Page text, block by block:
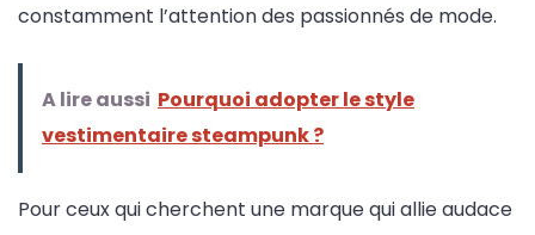
constamment l’attention des passionnés de mode.
A lire aussi Pourquoi adopter le style
vestimentaire steampunk ?
Pour ceux qui cherchent une marque qui allie audace